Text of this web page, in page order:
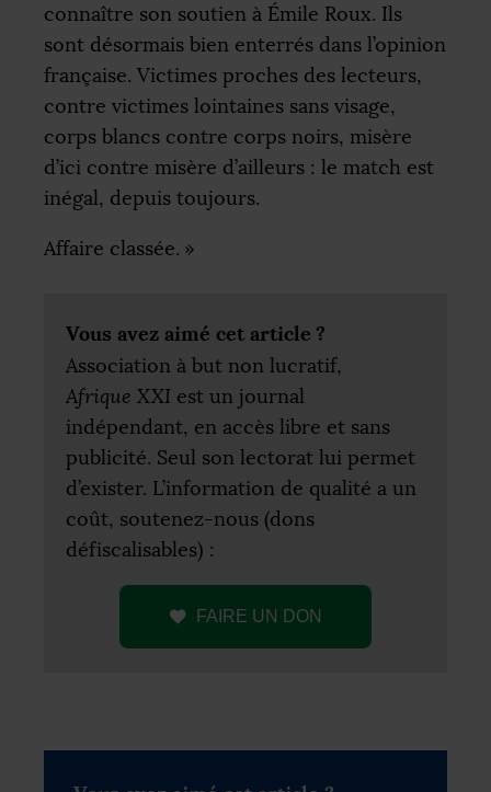
connaître son soutien à Émile Roux. Ils
sont désormais bien enterrés dans l’opinion
française. Victimes proches des lecteurs,
contre victimes lointaines sans visage,
corps blancs contre corps noirs, misère
d’ici contre misère d’ailleurs : le match est
inégal, depuis toujours.
Affaire classée. »
Vous avez aimé cet article ?
Association à but non lucratif,
Afrique XXI est un journal
indépendant, en accès libre et sans
publicité. Seul son lectorat lui permet
d’exister. L’information de qualité a un
coût, soutenez-nous (dons
défiscalisables) :
FAIRE UN DON